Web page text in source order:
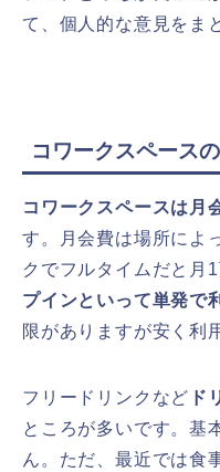
て、個人的な意見をま
コワークスペース
コワークスペースは月
す。月会費は場所によ
クでフルタイムだと月
プインといって単発で
限がありますが安く利
フリードリンクなど ド
ところが多いです。基
ん。ただ、最近では食